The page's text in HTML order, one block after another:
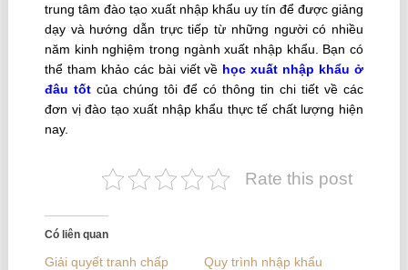
trung tâm đào tạo xuất nhập khẩu uy tín để được giảng
dạy và hướng dẫn trực tiếp từ những người có nhiều
năm kinh nghiệm trong ngành xuất nhập khẩu. Bạn có
thể tham khảo các bài viết về học xuất nhập khẩu ở
đâu tốt của chúng tôi để có thông tin chi tiết về các
đơn vị đào tạo xuất nhập khẩu thực tế chất lượng hiện
nay.
Rate this post
Có liên quan
Giải quyết tranh chấp
Quy trình nhập khẩu